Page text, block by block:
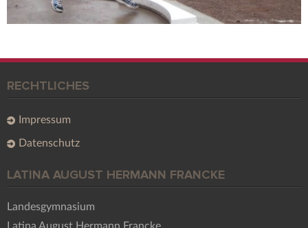
RECHTLICHES
Impressum
Datenschutz
LATINA AUGUST HERMANN FRANCKE
Landesgymnasium